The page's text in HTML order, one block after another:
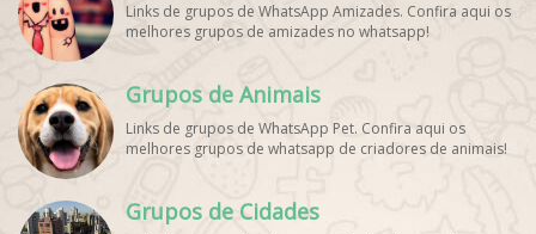
Links de grupos de WhatsApp Amizades. Confira aqui os
melhores grupos de amizades no whatsapp!
Grupos de Animais
Links de grupos de WhatsApp Pet. Confira aqui os
melhores grupos de whatsapp de criadores de animais!
Grupos de Cidades